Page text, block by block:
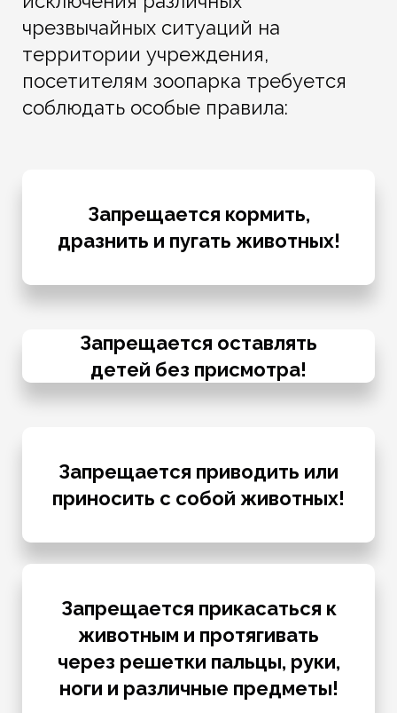
чрезвычайных ситуаций на
территории учреждения,
посетителям зоопарка требуется
соблюдать особые правила:
Запрещается кормить,
дразнить и пугать животных!
Запрещается оставлять
детей без присмотра!
Запрещается приводить или
приносить с собой животных!
Запрещается прикасаться к
животным и протягивать
через решетки пальцы, руки,
ноги и различные предметы!